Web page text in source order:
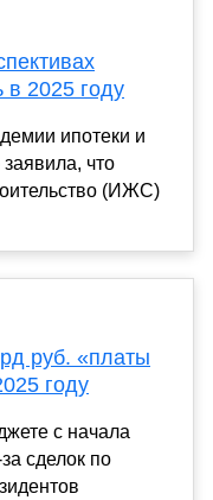
в 2025 году
ипотеки и
что
(ИЖС)
руб. «платы
году
с начала
сделок по